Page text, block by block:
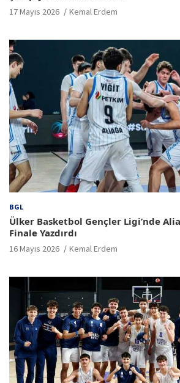
17 Mayıs 2026 Kemal Erdem
BGL
Ülker Basketbol Gençler Ligi’nde
Finale Yazdırdı
16 Mayıs 2026 Kemal Erdem